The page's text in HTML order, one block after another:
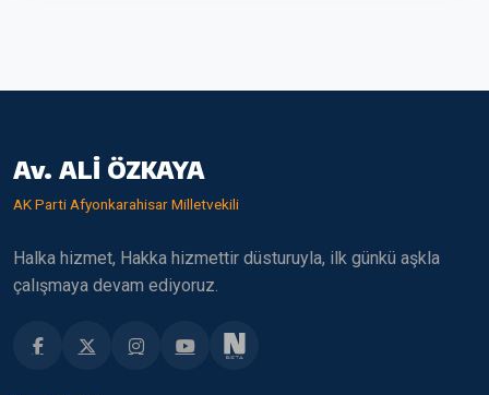
Av. ALİ ÖZKAYA
AK Parti Afyonkarahisar Milletvekili
Halka hizmet, Hakka hizmettir düsturuyla, ilk günkü aşkla
çalışmaya devam ediyoruz.